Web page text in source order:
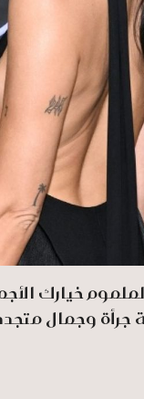
خيارك
جرأة وجمال